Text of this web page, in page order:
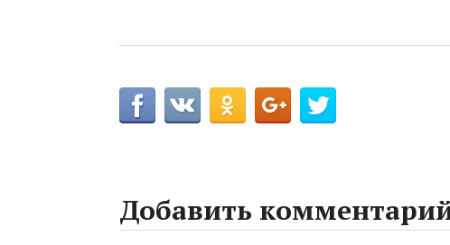
Добавить